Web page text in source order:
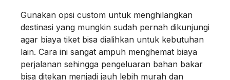
Gunakan opsi custom untuk menghilangkan
destinasi yang mungkin sudah pernah dikunjungi
agar biaya tiket bisa dialihkan untuk kebutuhan
lain. Cara ini sangat ampuh menghemat biaya
perjalanan sehingga pengeluaran bahan bakar
bisa ditekan menjadi jauh lebih murah dan